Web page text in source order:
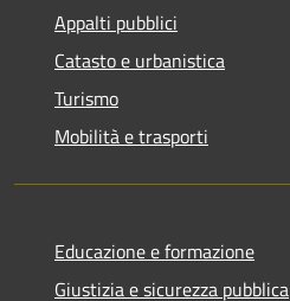
Appalti pubblici
Catasto e urbanistica
Turismo
Mobilità e trasporti
Educazione e formazione
Giustizia e sicurezza pubblica